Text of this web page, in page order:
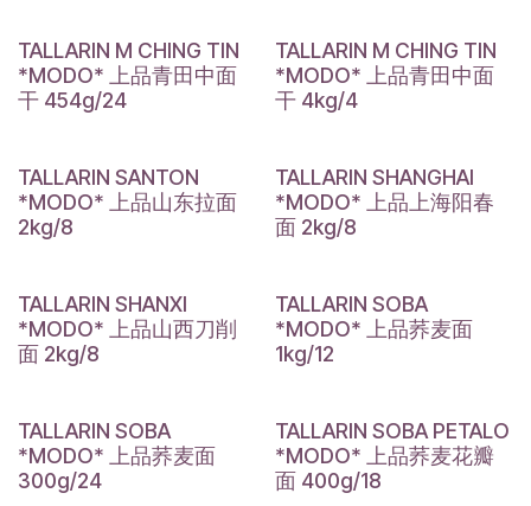
TALLARIN M CHING TIN
*MODO* 上品青田中面
干 454g/24
TALLARIN M CHING TIN
*MODO* 上品青田中面
干 4kg/4
TALLARIN SANTON
*MODO* 上品山东拉面
2kg/8
TALLARIN SHANGHAI
*MODO* 上品上海阳春
面 2kg/8
TALLARIN SHANXI
*MODO* 上品山西刀削
面 2kg/8
TALLARIN SOBA
*MODO* 上品荞麦面
1kg/12
TALLARIN SOBA
*MODO* 上品荞麦面
300g/24
TALLARIN SOBA PETALO
*MODO* 上品荞麦花瓣
面 400g/18